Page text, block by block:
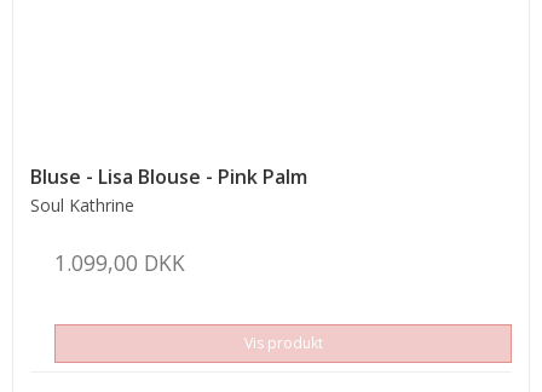
Bluse - Lisa Blouse - Pink Palm
Soul Kathrine
1.099,00 DKK
Vis produkt